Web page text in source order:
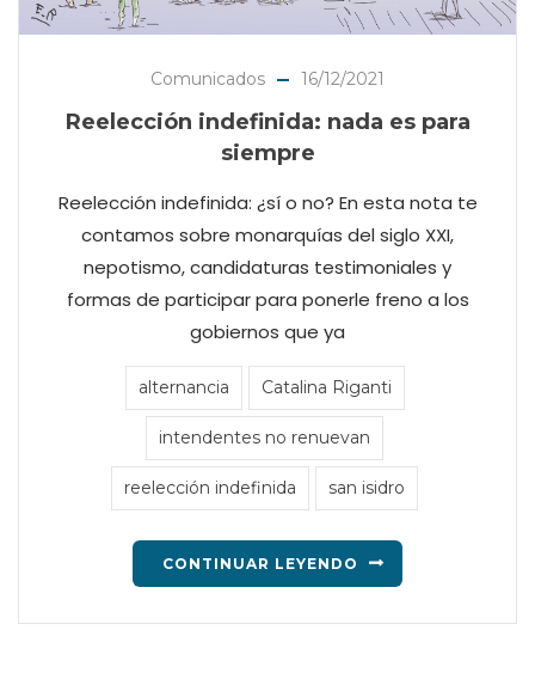
Comunicados 16/12/2021
Reelección indefinida: nada es para
siempre
Reelección indefinida: ¿sí o no? En esta nota te
contamos sobre monarquías del siglo XXI,
nepotismo, candidaturas testimoniales y
formas de participar para ponerle freno a los
gobiernos que ya
alternancia Catalina Riganti
intendentes no renuevan
reelección indefinida san isidro
CONTINUAR LEYENDO